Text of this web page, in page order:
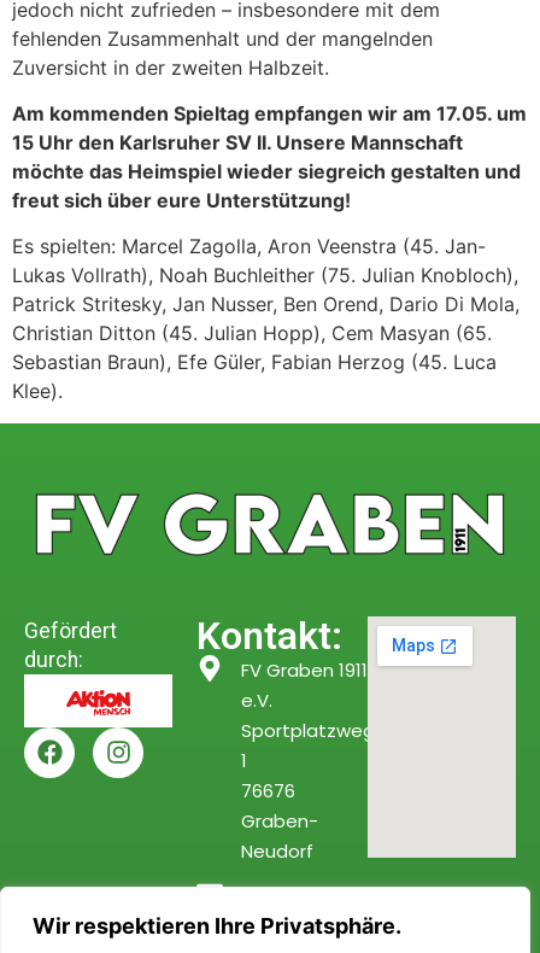
Wir respektieren Ihre Privatsphäre.
jedoch nicht zufrieden – insbesondere mit dem
fehlenden Zusammenhalt und der mangelnden
Zuversicht in der zweiten Halbzeit.
Am kommenden Spieltag empfangen wir am 17.05. um
15 Uhr den Karlsruher SV II. Unsere Mannschaft
möchte das Heimspiel wieder siegreich gestalten und
freut sich über eure Unterstützung!
Es spielten: Marcel Zagolla, Aron Veenstra (45. Jan-
Lukas Vollrath), Noah Buchleither (75. Julian Knobloch),
Patrick Stritesky, Jan Nusser, Ben Orend, Dario Di Mola,
Christian Ditton (45. Julian Hopp), Cem Masyan (65.
Sebastian Braun), Efe Güler, Fabian Herzog (45. Luca
Klee).
Gefördert
durch:
Kontakt:
FV Graben 1911
e.V.
Sportplatzweg
1
76676
Graben-
Neudorf
info@fv-
graben.de